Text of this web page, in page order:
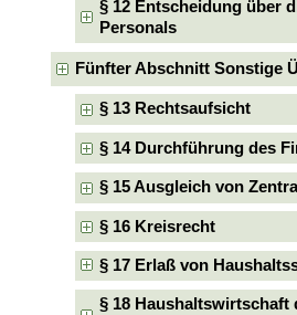
§ 12 Entscheidung über
Personals
Fünfter Abschnitt Sonstige
§ 13 Rechtsaufsicht
§ 14 Durchführung des
§ 15 Ausgleich von
§ 16 Kreisrecht
§ 17 Erlaß von
§ 18 Haushaltswirtschaft